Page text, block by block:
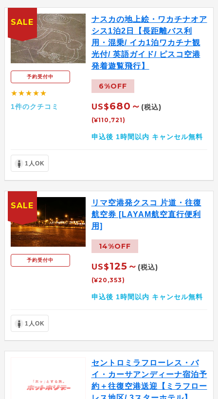
予約受付中
★★★★★
1件のクチコミ
ナスカの地上絵・ワカチナオア
シス1泊2日【長距離バス利
用・混乗/ イカ1泊ワカチナ観
光付/ 英語ガイド/ ピスコ空港
発着遊覧飛行】
6%OFF
US$680～ (税込)
(¥110,721)
申込後 1時間以内 キャンセル無料
1人OK
SALE
予約受付中
リマ空港発クスコ 片道・往復
航空券 [LAYAM航空直行便利
用]
14%OFF
US$125～ (税込)
(¥20,353)
申込後 1時間以内 キャンセル無料
1人OK
SALE
セントロミラフローレス・バ
イ・カーサアンディーナ宿泊予
約＋往復空港送迎【ミラフロー